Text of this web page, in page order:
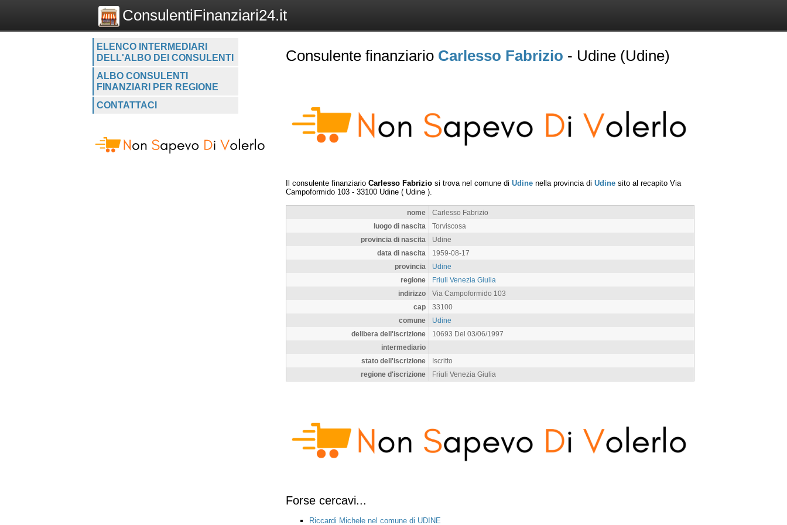
ConsulentiFinanziari24.it
ELENCO INTERMEDIARI
DELL'ALBO DEI CONSULENTI
ALBO CONSULENTI
FINANZIARI PER REGIONE
CONTATTACI
Consulente finanziario Carlesso Fabrizio - Udine (Udine)
Il consulente finanziario Carlesso Fabrizio si trova nel comune di Udine nella provincia di Udine sito al recapito Via
Campoformido 103 - 33100 Udine ( Udine ).
nome
Carlesso Fabrizio
luogo di nascita
Torviscosa
provincia di nascita
Udine
data di nascita
1959-08-17
provincia
Udine
regione
Friuli Venezia Giulia
indirizzo
Via Campoformido 103
cap
33100
comune
Udine
delibera dell'iscrizione
10693 Del 03/06/1997
intermediario
stato dell'iscrizione
Iscritto
regione d'iscrizione
Friuli Venezia Giulia
Forse cercavi...
Riccardi Michele nel comune di UDINE